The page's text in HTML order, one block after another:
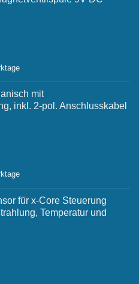
€.
mit
inkl. 2-pol. Anschlusskabel
für x-Core Steuerung
Temperatur und